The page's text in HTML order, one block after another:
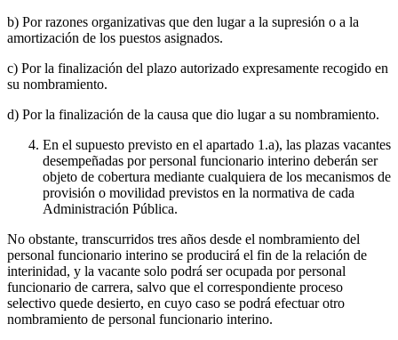
b) Por razones organizativas que den lugar a la supresión o a la
amortización de los puestos asignados.
c) Por la finalización del plazo autorizado expresamente recogido en
su nombramiento.
d) Por la finalización de la causa que dio lugar a su nombramiento.
En el supuesto previsto en el apartado 1.a), las plazas vacantes
desempeñadas por personal funcionario interino deberán ser
objeto de cobertura mediante cualquiera de los mecanismos de
provisión o movilidad previstos en la normativa de cada
Administración Pública.
No obstante, transcurridos tres años desde el nombramiento del
personal funcionario interino se producirá el fin de la relación de
interinidad, y la vacante solo podrá ser ocupada por personal
funcionario de carrera, salvo que el correspondiente proceso
selectivo quede desierto, en cuyo caso se podrá efectuar otro
nombramiento de personal funcionario interino.